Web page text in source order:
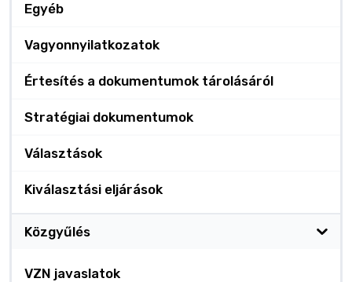
Egyéb
Vagyonnyilatkozatok
Értesítés a dokumentumok tárolásáról
Stratégiai dokumentumok
Választások
Kiválasztási eljárások
Közgyűlés
VZN javaslatok